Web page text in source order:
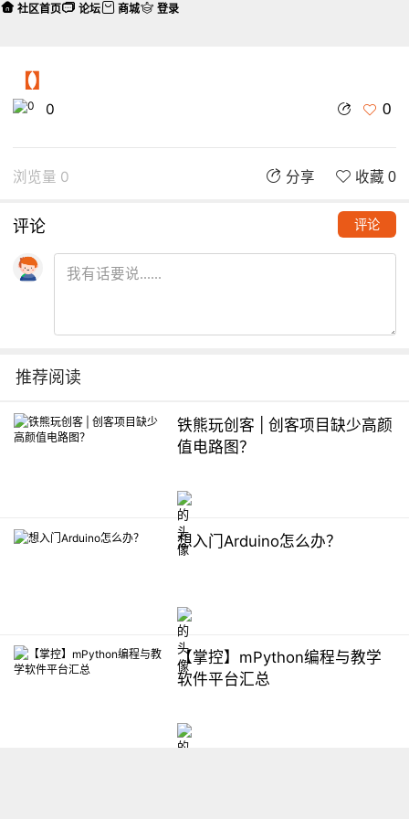
【】
0 0
浏览量 0 分享 收藏 0
评论 评论
推荐阅读
铁熊玩创客 | 创客项目缺少高颜
值电路图？
想入门Arduino怎么办？
【掌控】mPython编程与教学
软件平台汇总
社区首页 论坛 商城 登录